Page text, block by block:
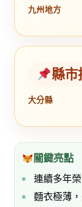
九州地方
縣市
大分縣
關鍵亮點
連續多年
麵衣極薄